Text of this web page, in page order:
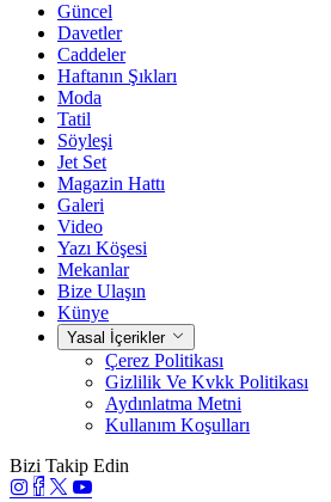
Güncel
Davetler
Caddeler
Haftanın Şıkları
Moda
Tatil
Söyleşi
Jet Set
Magazin Hattı
Galeri
Video
Yazı Köşesi
Mekanlar
Bize Ulaşın
Künye
Yasal İçerikler
Çerez Politikası
Gizlilik Ve Kvkk Politikası
Aydınlatma Metni
Kullanım Koşulları
Bizi Takip Edin